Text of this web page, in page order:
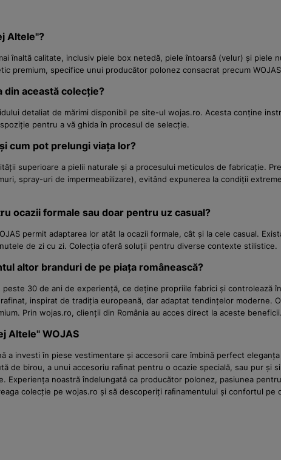
Altele"?
înaltă calitate, inclusiv piele box netedă, piele întoarsă (velur) și
premium, specifice unui producător polonez consacrat precum
din această colecție?
detaliat de mărimi disponibil pe site-ul wojas.ro. Acesta conține
pentru a vă ghida în procesul de selecție.
cum pot prelungi viața lor?
superioare a pielii naturale și a procesului meticulos de fabricație.
spray-uri de impermeabilizare), evitând expunerea la condiții
ocazii formale sau doar pentru uz casual?
permit adaptarea lor atât la ocazii formale, cât și la cele casual.
de zi cu zi. Colecția oferă soluții pentru diverse contexte stilistice.
altor branduri de pe piața românească?
30 de ani de experiență, ce deține propriile fabrici și controlează
inspirat de tradiția europeană, dar adaptat tendințelor
Prin wojas.ro, clienții din România au acces direct la aceste beneficii.
Altele" WOJAS
a investi în piese vestimentare și accesorii care îmbină perfect
birou, a unui accesoriu raﬁnat pentru o ocazie specială, sau pur și
noastră îndelungată ca producător polonez, pasiunea
colecție pe wojas.ro și să descoperiți raﬁnamentului și confortul pe